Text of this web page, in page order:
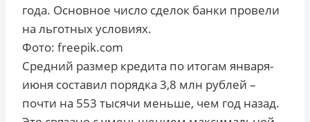
года. Основное число сделок банки провели
на льготных условиях.
Фото: freepik.com
Средний размер кредита по итогам января-
июня составил порядка 3,8 млн рублей –
почти на 553 тысячи меньше, чем год назад.